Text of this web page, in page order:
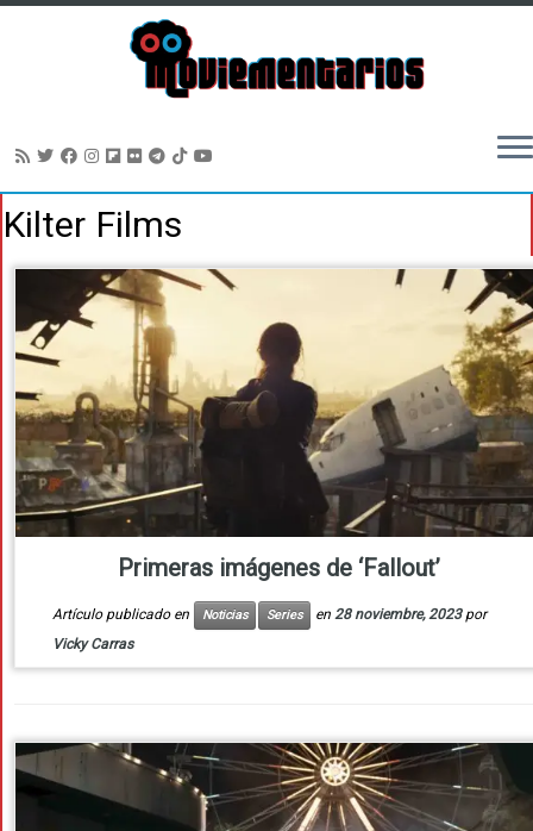
Saltar
alKilter Films
Primeras imágenes de ‘Fallout’
Artículo publicado en Noticias Series en 28 noviembre, 2023 por
Vicky Carras